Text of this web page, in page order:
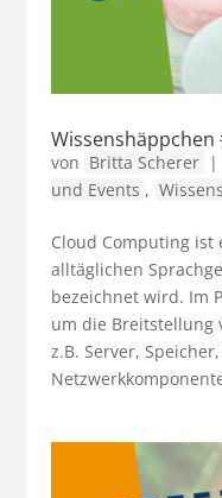
von Britta Scherer |
und Events ,
Cloud Computing ist
alltäglichen
bezeichnet wird. Im
um die Breitstellung
z.B. Server,